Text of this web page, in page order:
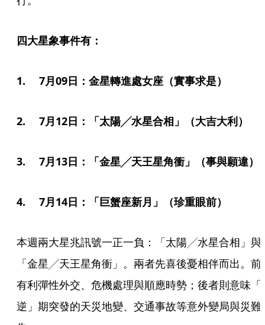
四大星象事件有：
1. 　7月09日：金星轉進處女座（實事求是）
2. 　7月12日：「太陽╱水星合相」（大吉大利）
3. 　7月13日：「金星╱天王星角衝」（事與願違）
4.　 7月14日：「巨蟹座新月」（珍重眼前）
本週兩大星兆訊號一正一負：「太陽╱水星合相」與
「金星╱天王星角衝」。兩者先喜後憂相伴而出。前
有利彈性外交、危機處理與順應時勢；後者則意味「
逆」期突發的天災地變、交通事故等意外變局與災難